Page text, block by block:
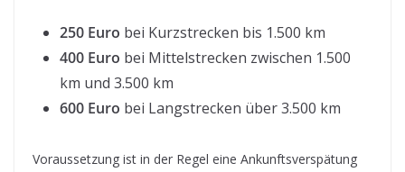
250 Euro bei Kurzstrecken bis 1.500 km
400 Euro bei Mittelstrecken zwischen 1.500
km und 3.500 km
600 Euro bei Langstrecken über 3.500 km
Voraussetzung ist in der Regel eine Ankunftsverspätung